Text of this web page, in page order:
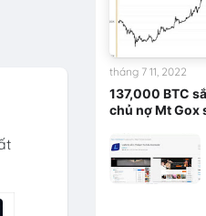
137,000 BTC
chủ nợ Mt Gox
tháng 7 11, 2022